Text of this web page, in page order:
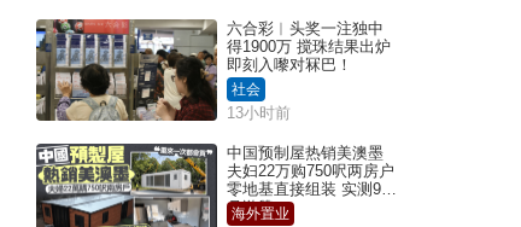
六合彩︱头奖一注独中
得1900万 搅珠结果出炉
即刻入嚟对冧巴！
社会
13小时前
中国预制屋热销美澳墨
夫妇22万购750呎两房户
零地基直接组装 实测9个
月激赞
海外置业